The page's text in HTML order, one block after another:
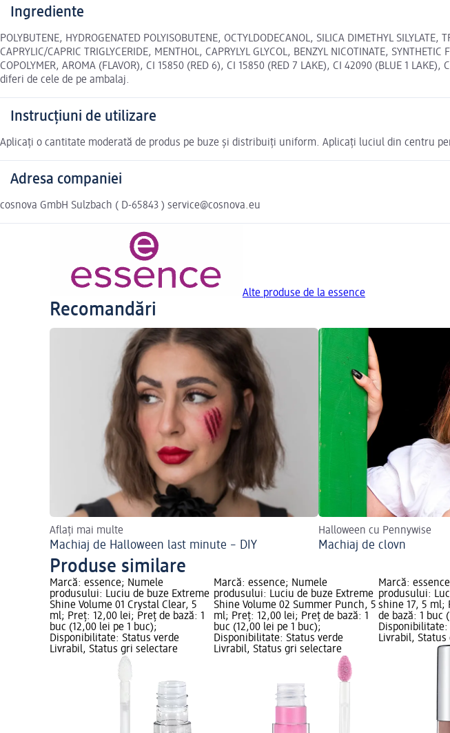
Ingrediente
POLYBUTENE, HYDROGENATED POLYISOBUTENE, OCTYLDODECANOL, SILICA DIMETHYL SILYLATE,
CAPRYLIC/CAPRIC TRIGLYCERIDE, MENTHOL, CAPRYLYL GLYCOL, BENZYL NICOTINATE,
COPOLYMER, AROMA (FLAVOR), CI 15850 (RED 6), CI 15850 (RED 7 LAKE), CI 42090 (BLUE 1
diferi de cele de pe ambalaj.
Instrucțiuni de utilizare
Aplicați o cantitate moderată de produs pe buze și distribuiți uniform. Aplicați luciul din centru
Adresa companiei
cosnova GmbH Sulzbach ( D-65843 ) service@cosnova.eu
Alte produse de la essence
Recomandări
Aflați mai multe
Machiaj de Halloween last minute – DIY
Halloween cu Pennywise
Machiaj de clovn
Produse similare
Marcă: essence; Numele
produsului: Luciu de buze Extreme
Shine Volume 01 Crystal Clear, 5
ml; Preț: 12,00 lei; Preț de bază: 1
buc (12,00 lei pe 1 buc);
Disponibilitate: Status verde
Livrabil, Status gri selectare
Marcă: essence; Numele
produsului: Luciu de buze Extreme
Shine Volume 02 Summer Punch, 5
ml; Preț: 12,00 lei; Preț de bază: 1
buc (12,00 lei pe 1 buc);
Disponibilitate: Status verde
Livrabil, Status gri selectare
Marcă:
produsului:
shine 17, 5 ml;
de bază: 1 buc
Disponibilitate:
Livrabil,